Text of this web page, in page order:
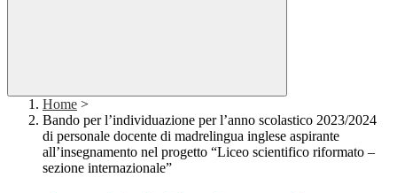
Home >
Bando per l’individuazione per l’anno scolastico 2023/2024
di personale docente di madrelingua inglese aspirante
all’insegnamento nel progetto “Liceo scientifico riformato –
sezione internazionale”